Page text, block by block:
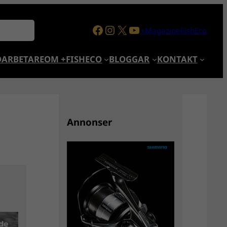
Facebook
Instagram
X YouTube
+MagazineFishEco
OM +FISHECO BLOGGAR KONTAKT
Annonser